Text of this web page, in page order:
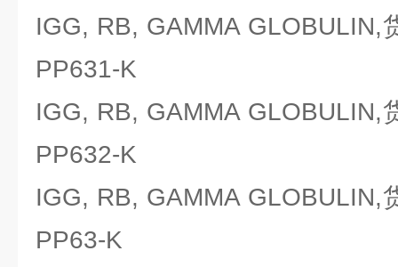
IGG, RB, GAMMA GLOBULIN,
PP631-K
IGG, RB, GAMMA GLOBULIN,
PP632-K
IGG, RB, GAMMA GLOBULIN,
PP63-K